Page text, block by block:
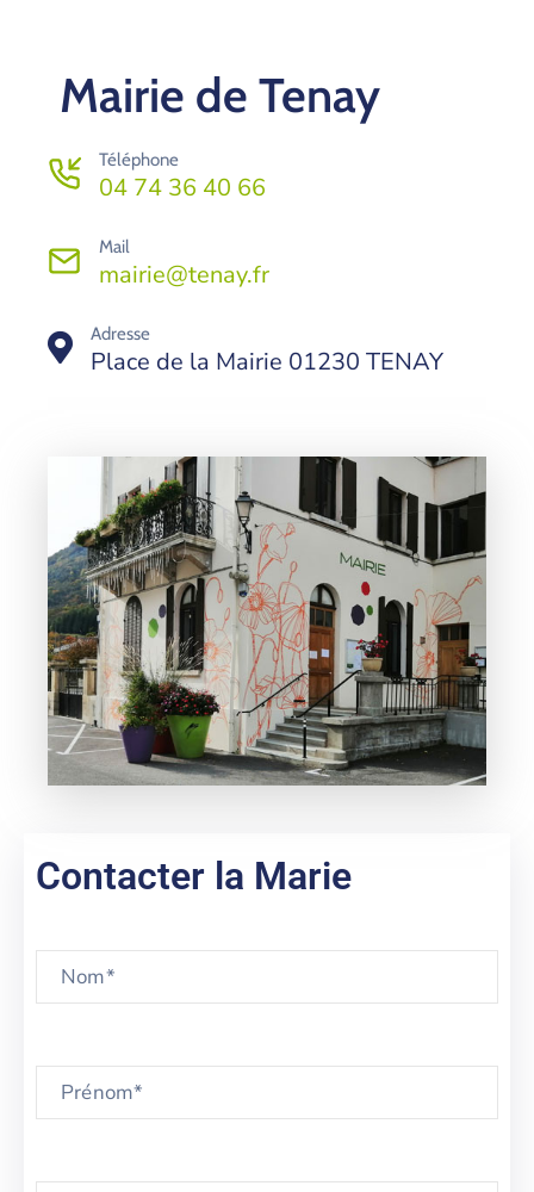
Mairie de Tenay
Téléphone
04 74 36 40 66
Mail
mairie@tenay.fr
Adresse
Place de la Mairie 01230 TENAY
Contacter la Marie